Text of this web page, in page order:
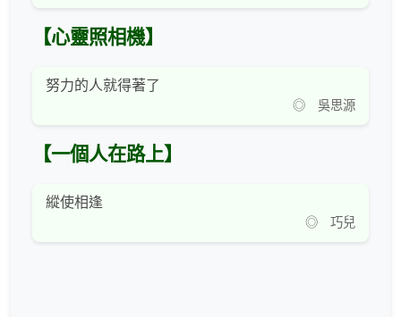
【心靈照相機】
努力的人就得著了
◎ 吳思源
【一個人在路上】
縱使相逢
◎ 巧兒